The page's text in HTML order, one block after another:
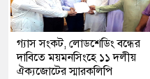
গ্যাস সংকট, লোডশেডিং বন্ধের
দাবিতে ময়মনসিংহে ১১ দলীয়
ঐক্যজোটের স্মারকলিপি